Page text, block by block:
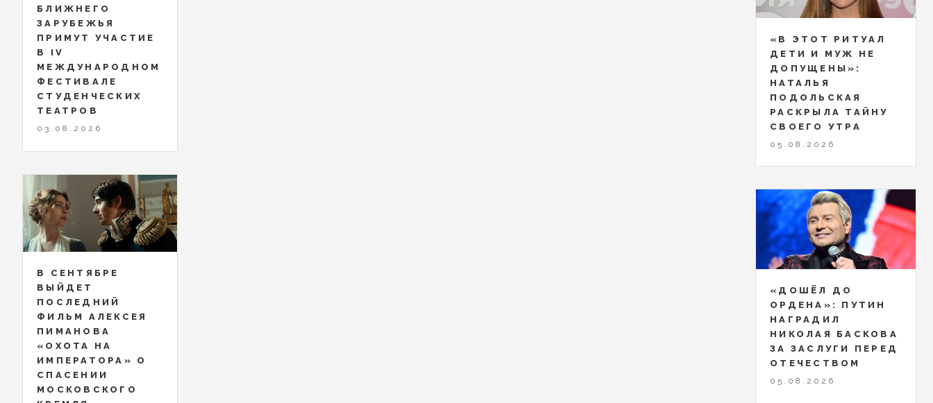
БЛИЖНЕГО
ЗАРУБЕЖЬЯ
ПРИМУТ УЧАСТИЕ
В IV
МЕЖДУНАРОДНОМ
ФЕСТИВАЛЕ
СТУДЕНЧЕСКИХ
ТЕАТРОВ
03.08.2026
В СЕНТЯБРЕ
ВЫЙДЕТ
ПОСЛЕДНИЙ
ФИЛЬМ АЛЕКСЕЯ
ПИМАНОВА
«ОХОТА НА
ИМПЕРАТОРА» О
СПАСЕНИИ
МОСКОВСКОГО
«В ЭТОТ РИТУАЛ
ДЕТИ И МУЖ НЕ
ДОПУЩЕНЫ»:
НАТАЛЬЯ
ПОДОЛЬСКАЯ
РАСКРЫЛА ТАЙНУ
СВОЕГО УТРА
05.08.2026
«ДОШЁЛ ДО
ОРДЕНА»: ПУТИН
НАГРАДИЛ
НИКОЛАЯ БАСКОВА
ЗА ЗАСЛУГИ ПЕРЕД
ОТЕЧЕСТВОМ
05.08.2026